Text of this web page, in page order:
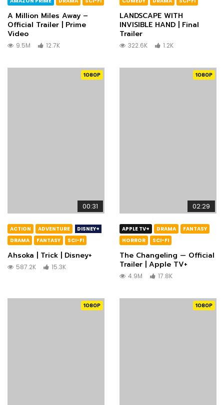
A Million Miles Away –
Official Trailer | Prime
Video
9.5M 12.7K
LANDSCAPE WITH
INVISIBLE HAND | Final
Trailer
322.6K 1.2K
1080P
00:31
ACTION ADVENTURE
DISNEY+
DRAMA
FANTASY SCI-FI
Ahsoka | Trick | Disney+
587.2K 15.3K
1080P
02:29
APPLE TV+ DRAMA
FANTASY
HORROR
SCI-FI
The Changeling — Official
Trailer | Apple TV+
4.9M 17.8K
1080P 1080P